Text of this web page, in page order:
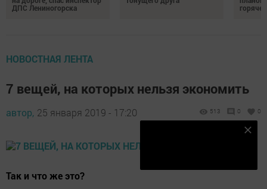
ДПС Лениногорска
НОВОСТНАЯ ЛЕНТА
7 вещей, на которых нельзя экономить
автор, 25 января 2019 - 17:20 513 0 0
Так и что же это?